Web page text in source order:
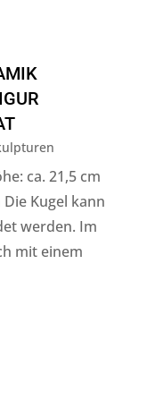
ca. 21,5 cm
Kugel kann
werden. Im
mit einem